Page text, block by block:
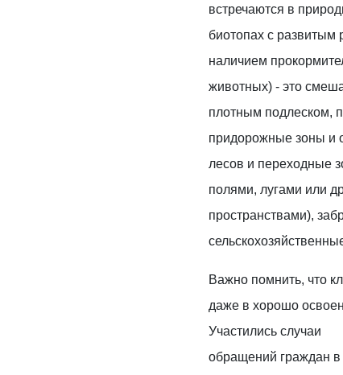
встречаются в
биотопах с развитым
наличием
животных) - это
плотным подлеском,
придорожные зоны и
лесов и переходные
полями, лугами или
пространствами),
Важно помнить, что
даже в хорошо
Участились случаи
обращений граждан в